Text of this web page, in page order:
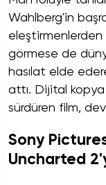
Wahlberg'in
görmese de
hasılat elde
attı. Dijital kopya
sürdüren film,
Sony
Uncharted